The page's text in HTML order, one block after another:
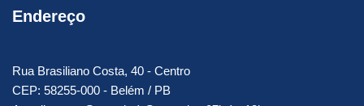
Endereço
Rua Brasiliano Costa, 40 - Centro
CEP: 58255-000 - Belém / PB